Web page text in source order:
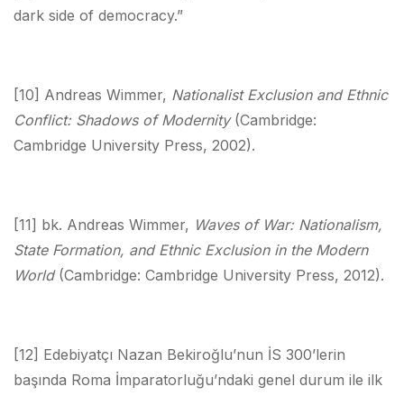
dark side of democracy.”
[10] Andreas Wimmer, Nationalist Exclusion and Ethnic
Conflict: Shadows of Modernity(Cambridge:
Cambridge University Press, 2002).
[11] bk. Andreas Wimmer, Waves of War: Nationalism,
State Formation, and Ethnic Exclusion in the Modern
World(Cambridge: Cambridge University Press, 2012).
[12] Edebiyatçı Nazan Bekiroğlu’nun İS 300’lerin
başında Roma İmparatorluğu’ndaki genel durum ile ilk